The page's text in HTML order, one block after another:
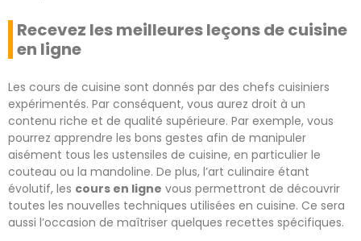
Recevez les meilleures leçons de cuisine
en ligne
Les cours de cuisine sont donnés par des chefs cuisiniers
expérimentés. Par conséquent, vous aurez droit à un
contenu riche et de qualité supérieure. Par exemple, vous
pourrez apprendre les bons gestes afin de manipuler
aisément tous les ustensiles de cuisine, en particulier le
couteau ou la mandoline. De plus, l’art culinaire étant
évolutif, les cours en ligne vous permettront de découvrir
toutes les nouvelles techniques utilisées en cuisine. Ce sera
aussi l’occasion de maîtriser quelques recettes spécifiques.